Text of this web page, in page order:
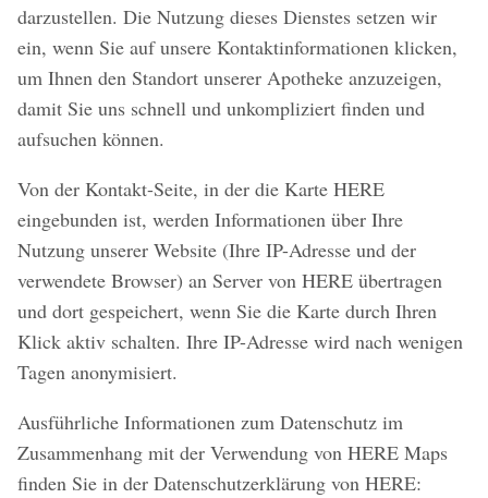
darzustellen. Die Nutzung dieses Dienstes setzen wir
ein, wenn Sie auf unsere Kontaktinformationen klicken,
um Ihnen den Standort unserer Apotheke anzuzeigen,
damit Sie uns schnell und unkompliziert finden und
aufsuchen können.
Von der Kontakt-Seite, in der die Karte HERE
eingebunden ist, werden Informationen über Ihre
Nutzung unserer Website (Ihre IP-Adresse und der
verwendete Browser) an Server von HERE übertragen
und dort gespeichert, wenn Sie die Karte durch Ihren
Klick aktiv schalten. Ihre IP-Adresse wird nach wenigen
Tagen anonymisiert.
Ausführliche Informationen zum Datenschutz im
Zusammenhang mit der Verwendung von HERE Maps
finden Sie in der Datenschutzerklärung von HERE: